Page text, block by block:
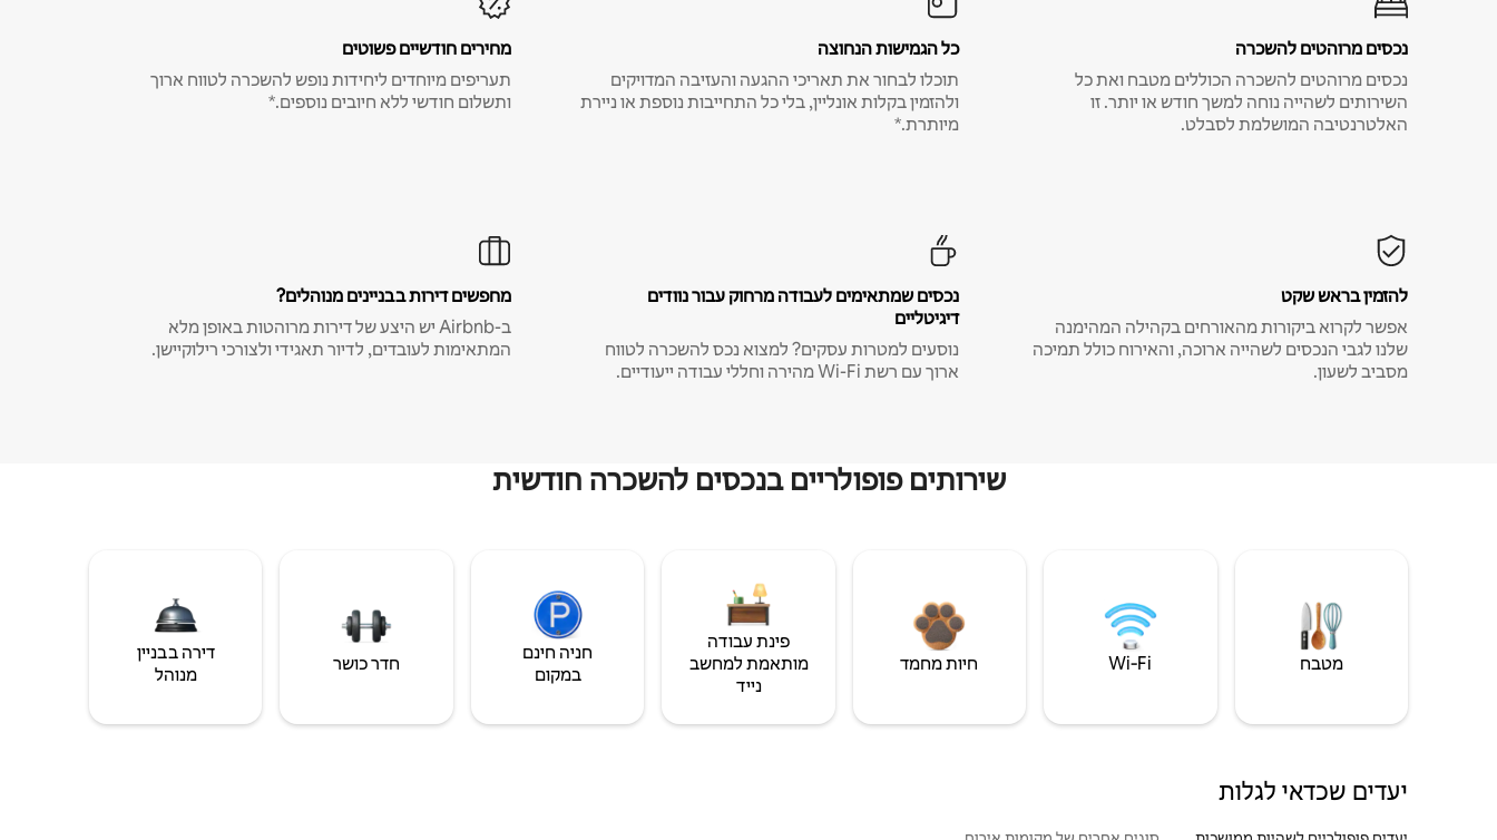
נכסים מרוהטים להשכרה
נכסים מרוהטים להשכרה הכוללים מטבח ואת כל
השירותים לשהייה נוחה למשך חודש או יותר. זו
האלטרנטיבה המושלמת לסבלט.
כל הגמישות הנחוצה
תוכלו לבחור את תאריכי ההגעה והעזיבה המדויקים
ולהזמין בקלות אונליין, בלי כל התחייבות נוספת או ניירת
מיותרת.*
מחירים חודשיים פשוטים
תעריפים מיוחדים ליחידות נופש להשכרה לטווח ארוך
ותשלום חודשי ללא חיובים נוספים.*
להזמין בראש שקט
אפשר לקרוא ביקורות מהאורחים בקהילה המהימנה
שלנו לגבי הנכסים לשהייה ארוכה, והאירוח כולל תמיכה
מסביב לשעון.
נכסים שמתאימים לעבודה מרחוק עבור נוודים
דיגיטליים
נוסעים למטרות עסקים? למצוא נכס להשכרה לטווח
ארוך עם רשת Wi-Fi מהירה וחללי עבודה ייעודיים.
מחפשים דירות בבניינים מנוהלים?
ב-Airbnb יש היצע של דירות מרוהטות באופן מלא
המתאימות לעובדים, לדיור תאגידי ולצורכי רילוקיישן.
שירותים פופולריים בנכסים להשכרה חודשית
מטבח Wi‑Fi חיות מחמד
פינת עבודה
מותאמת למחשב
נייד
חניה חינם
במקום
חדר כושר
דירה בבניין
מנוהל
יעדים שכדאי לגלות